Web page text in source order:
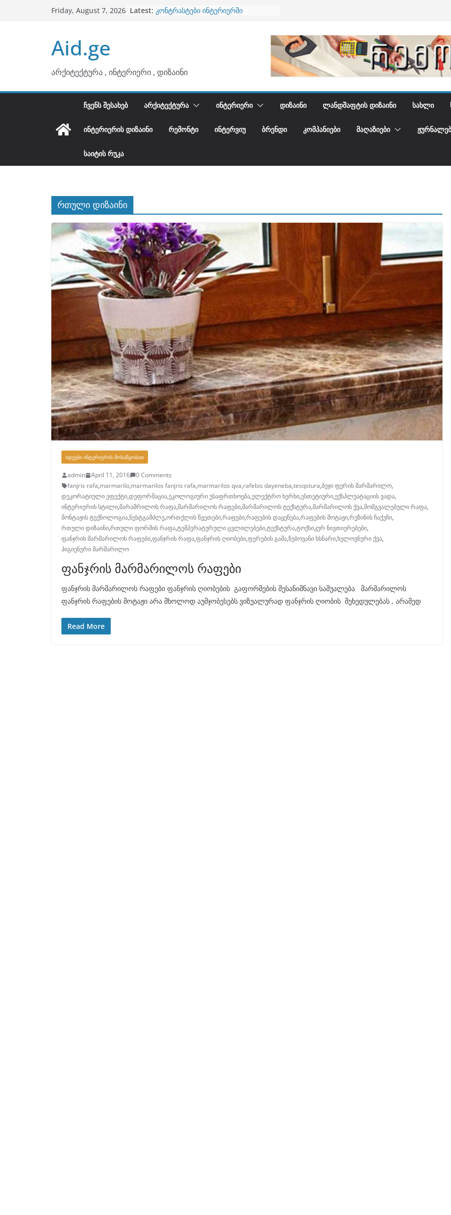
Friday, August 7, 2026 Latest: ბინების გაერთიანება
Aid.ge
არქიტექტურა , ინტერიერი , დიზაინი
ᲩᲕᲔᲜᲡ ᲨᲔᲡᲐᲮᲔᲑ ᲐᲠᲥᲘᲢᲔᲥᲢᲣᲠᲐ ᲘᲜᲢᲔᲠᲘᲔᲠᲘ ᲓᲘᲖᲐᲘᲜᲘ ᲚᲐᲜᲓᲨᲐᲤᲢᲘᲡ ᲓᲘᲖᲐᲘᲜᲘ ᲡᲐᲮᲚᲘ
ᲘᲜᲢᲔᲠᲘᲔᲠᲘᲡ ᲓᲘᲖᲐᲘᲜᲘ ᲠᲔᲛᲝᲜᲢᲘ ᲘᲜᲢᲔᲠᲕᲘᲣ ᲑᲠᲔᲜᲓᲘ ᲙᲝᲛᲞᲐᲜᲘᲔᲑᲘ ᲛᲐᲦᲐᲖᲘᲔᲑᲘ
ᲡᲐᲘᲢᲘᲡ ᲠᲣᲙᲐ
რთული დიზაინი
ᲘᲓᲔᲔᲑᲘ ᲘᲜᲢᲔᲠᲘᲔᲠᲘᲡ ᲛᲝᲡᲐᲬᲧᲝᲑᲐᲗ
admin April 11, 2016
0 Comments
fanjris rafa,marmarilo,marmarilos fanjris rafa,marmarilos qva,rafebis dayeneba,tesqstura,ბეჯი ფერის მარმარილო,
დეკორატიული ეფექტი,დეფორმაცია,ეკოლოგიური უსაფრთხოება,ელექტრო ხერხი,ესთეტიური,ექსპლუატაციის ვადა,
ინტერიერის სტილი,მარამრილოს რაფა,მარმარილოს რაფები,მარმარილოს ტექსტურა,მარმარილოს ქვა,მომგვალებული რაფა,
მონტაჟის ტექნოლოგია,ნესტგამძლე,ორთქლის წვეთები,რაფები,რაფების დაყენება,რაფების მოტაჟი,რეზინის ჩაქუჩი,
რთული დიზაინი,რთული ფორმის რაფა,ტემპერატურული ცვლილებები,ტექსტურა,ტოქსიკურ ნივთიერებები,
ფანჯრის მარმარილოს რაფები,ფანჯრის რაფა,ფანჯრის ღიობები,ფერების გამა,წებოვანი ხსნარი,ხელოვნური ქვა,
ჰიგიენური მარმარილო
ფანჯრის მარმარილოს რაფები
ფანჯრის მარმარილოს რაფები ფანჯრის ღიობების გაფორმების შესანიშნავი საშუალება მარმარილოს
ფანჯრის რაფების მოტაჟი არა მხოლოდ აუმჯობესებს ვიზუალურად ფანჯრის ღიობის შეხედულებას , არამედ
Read More